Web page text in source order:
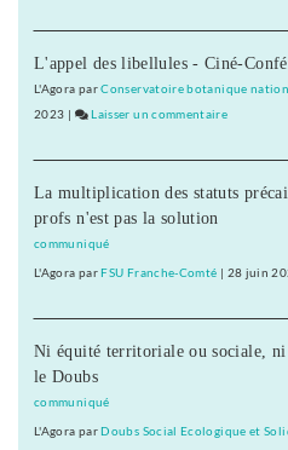
thérapeutique
en
réseau
de
L'appel des libellules - Ciné-
L'Agora parConservatoire botanique
2023 | Laisser un commentaire
en
santé
La multiplication des statuts
profs n'est pas la solution
communiqué
L'Agora parFSU Franche-Comté | 28 juin
Ni équité territoriale ou sociale,
le Doubs
communiqué
L'Agora parDoubs Social Ecologique et